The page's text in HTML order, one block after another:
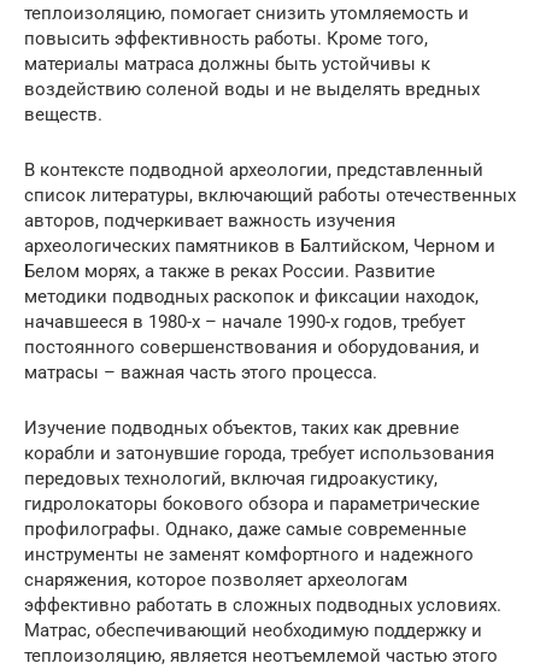
теплоизоляцию, помогает снизить утомляемость и
повысить эффективность работы. Кроме того,
материалы матраса должны быть устойчивы к
воздействию соленой воды и не выделять вредных
веществ.
В контексте подводной археологии, представленный
список литературы, включающий работы отечественных
авторов, подчеркивает важность изучения
археологических памятников в Балтийском, Черном и
Белом морях, а также в реках России. Развитие
методики подводных раскопок и фиксации находок,
начавшееся в 1980-х – начале 1990-х годов, требует
постоянного совершенствования и оборудования, и
матрасы – важная часть этого процесса.
Изучение подводных объектов, таких как древние
корабли и затонувшие города, требует использования
передовых технологий, включая гидроакустику,
гидролокаторы бокового обзора и параметрические
профилографы. Однако, даже самые современные
инструменты не заменят комфортного и надежного
снаряжения, которое позволяет археологам
эффективно работать в сложных подводных условиях.
Матрас, обеспечивающий необходимую поддержку и
теплоизоляцию, является неотъемлемой частью этого